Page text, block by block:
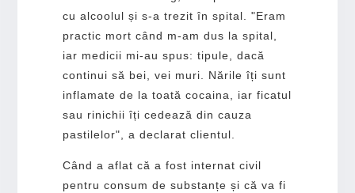
cu alcoolul și s-a trezit în spital. "Eram
practic mort când m-am dus la spital,
iar medicii mi-au spus: tipule, dacă
continui să bei, vei muri. Nările îți sunt
inflamate de la toată cocaina, iar ficatul
sau rinichii îți cedează din cauza
pastilelor", a declarat clientul.
Când a aflat că a fost internat civil
pentru consum de substanțe și că va fi